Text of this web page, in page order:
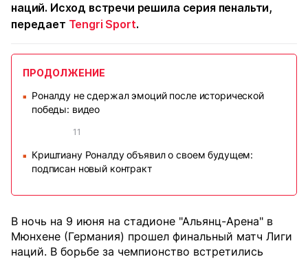
наций. Исход встречи решила серия пенальти,
передает Tengri Sport.
ПРОДОЛЖЕНИЕ
■
Роналду не сдержал эмоций после исторической
победы: видео
11
■
Криштиану Роналду объявил о своем будущем:
подписан новый контракт
В ночь на 9 июня на стадионе "Альянц-Арена" в
Мюнхене (Германия) прошел финальный матч Лиги
наций. В борьбе за чемпионство встретились